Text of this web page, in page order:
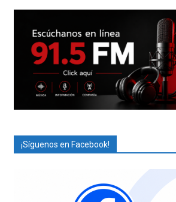
¡Síguenos en Facebook!